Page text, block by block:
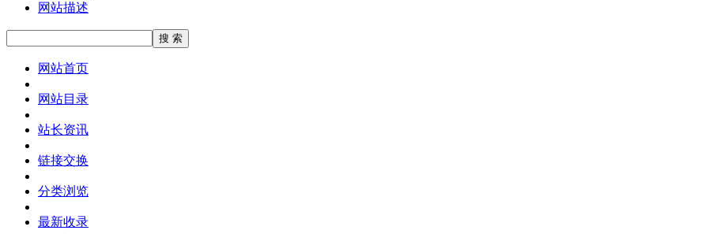
网站描述
网站首页
网站目录
站长资讯
链接交换
分类浏览
最新收录